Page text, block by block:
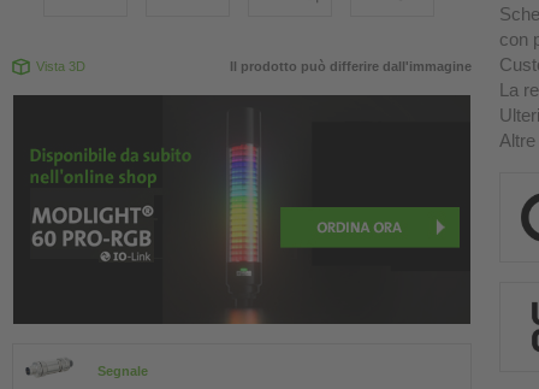
Vista 3D Il prodotto può differire dall'immagine
Segnale
con
La